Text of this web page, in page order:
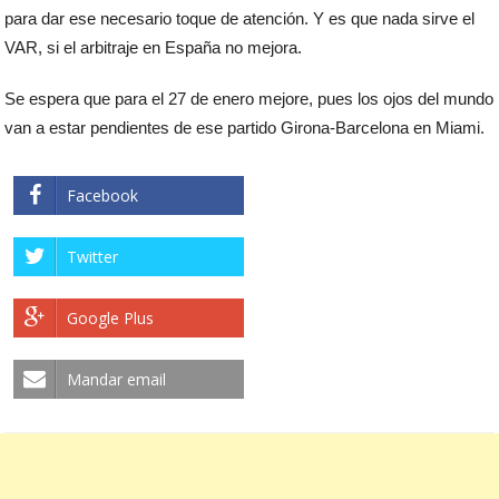
para dar ese necesario toque de atención. Y es que nada sirve el
VAR, si el arbitraje en España no mejora.
Se espera que para el 27 de enero mejore, pues los ojos del mundo
van a estar pendientes de ese partido Girona-Barcelona en Miami.
Facebook
Twitter
Google Plus
Mandar email